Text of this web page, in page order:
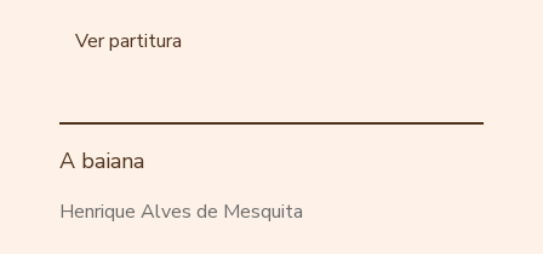
Ver partitura
A baiana
Henrique Alves de Mesquita